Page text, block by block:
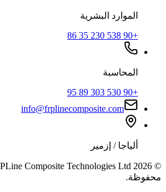
الموارد البشرية
+90 538 230 35 86
المحاسبة
+90 530 303 89 95
info@frplinecomposite.com
ألياجا / إزمير
©
2026
Composite Technologies Ltd.
محفوظة.